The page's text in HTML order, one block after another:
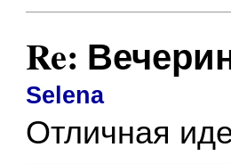
Re:
Selena
Отличная